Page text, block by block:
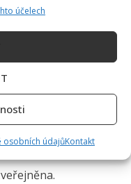
účelech
osobních údajůKontakt